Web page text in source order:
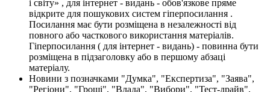
і світу» , для інтернет - видань - обов'язкове пряме
відкрите для пошукових систем гіперпосилання .
Посилання має бути розміщена в незалежності від
повного або часткового використання матеріалів.
Гіперпосилання ( для інтернет - видань) - повинна бути
розміщена в підзаголовку або в першому абзаці
матеріалу.
Новини з позначками "Думка", "Експертиза", "Заява",
"Регіони", "Гроші", "Влада", "Вибори", "Тест-драйв",